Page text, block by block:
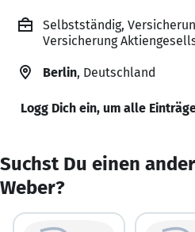
Selbstständig,
Versicherung
Berlin, Deutschland
Logg Dich ein, um alle
Suchst Du einen
Weber?